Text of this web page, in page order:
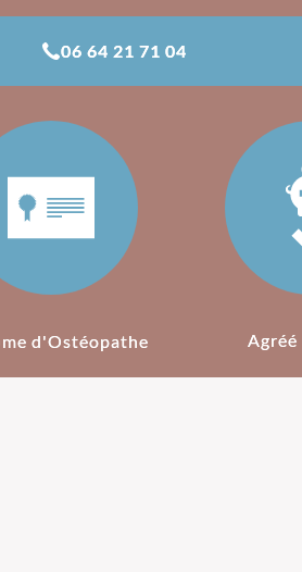
06 64 21 71 04
d'Ostéopathe